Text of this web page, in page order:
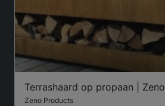
Terrashaard op propaan | Zeno
Zeno Products